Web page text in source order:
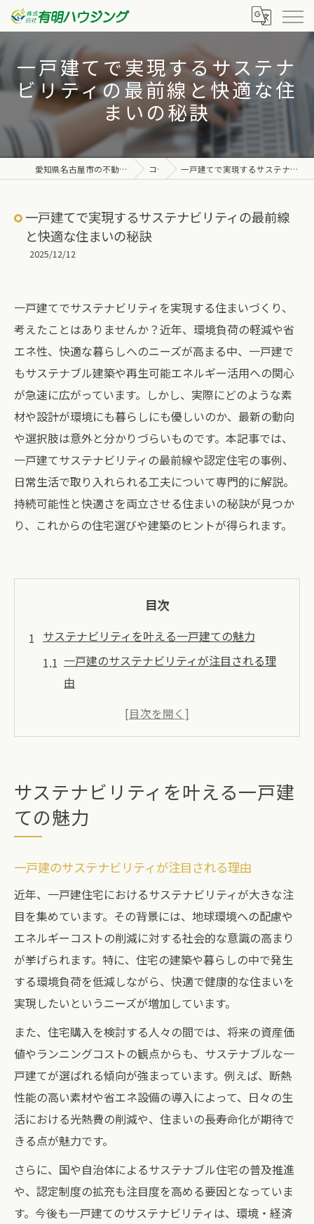
一戸建てで実現するサステナ
ビリティの最前線と快適な住
まいの秘訣
愛知県名古屋市の不動産なら株式会社有明ハウジング コラム 一戸建てで実現するサステナビリティの最前線と快適な住まいの秘訣
一戸建てで実現するサステナビリティの最前線
と快適な住まいの秘訣
2025/12/12
一戸建てでサステナビリティを実現する住まいづくり、
考えたことはありませんか？近年、環境負荷の軽減や省
エネ性、快適な暮らしへのニーズが高まる中、一戸建で
もサステナブル建築や再生可能エネルギー活用への関心
が急速に広がっています。しかし、実際にどのような素
材や設計が環境にも暮らしにも優しいのか、最新の動向
や選択肢は意外と分かりづらいものです。本記事では、
一戸建てサステナビリティの最前線や認定住宅の事例、
日常生活で取り入れられる工夫について専門的に解説。
持続可能性と快適さを両立させる住まいの秘訣が見つか
り、これからの住宅選びや建築のヒントが得られます。
目次
サステナビリティを叶える一戸建ての魅力
一戸建のサステナビリティが注目される理
由
一戸建と環境配慮住宅の共通点と特徴
持続可能な住まいを目指す一戸建の魅力
快適な住まいを支えるサステナブルな工夫
一戸建で実践できる快適サステナブル工夫
省エネ設備が支える一戸建の快適な暮らし
一戸建の断熱性がもたらすサステナビリテ
ィ
健康と環境に配慮した一戸建の設計ポイン
ト
一戸建で取り組む持続可能な住生活の工夫
一戸建で最初に考えるサステナビリティ施
策
持続可能な住まい実現のための一戸建活用
法
一戸建で始めるエネルギー削減の取り組み
一戸建サステナビリティ導入のヒント集
省エネと快適性両立の家づくりヒント集
サステナビリティを叶える一戸建
ての魅力
一戸建のサステナビリティが注目される理由
近年、一戸建住宅におけるサステナビリティが大きな注
目を集めています。その背景には、地球環境への配慮や
エネルギーコストの削減に対する社会的な意識の高まり
が挙げられます。特に、住宅の建築や暮らしの中で発生
する環境負荷を低減しながら、快適で健康的な住まいを
実現したいというニーズが増加しています。
また、住宅購入を検討する人々の間では、将来の資産価
値やランニングコストの観点からも、サステナブルな一
戸建てが選ばれる傾向が強まっています。例えば、断熱
性能の高い素材や省エネ設備の導入によって、日々の生
活における光熱費の削減や、住まいの長寿命化が期待で
きる点が魅力です。
さらに、国や自治体によるサステナブル住宅の普及推進
や、認定制度の拡充も注目度を高める要因となっていま
す。今後も一戸建てのサステナビリティは、環境・経済